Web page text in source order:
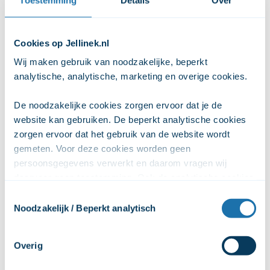
Cookies op Jellinek.nl
Wij maken gebruik van noodzakelijke, beperkt
analytische, analytische, marketing en overige cookies.
De noodzakelijke cookies zorgen ervoor dat je de
website kan gebruiken. De beperkt analytische cookies
zorgen ervoor dat het gebruik van de website wordt
gemeten. Voor deze cookies worden geen
persoonsgegevens verwerkt en daarom vragen wij
wordt gemeten. De marketingcookies worden gebruikt
om het online gedrag van gebruikers te volgen, zodat
advertenties persoonlijker kunnen worden gemaakt. Wij
delen deze persoonsgegevens met 2 partners (Google en
Noodzakelijk / Beperkt analytisch
Overig
Wesley (studentambassadeur)
Ik ben Wesley de Groot, 24 jaar, en ik studeer Psychologie.
Bij LOS ben ik actief als studentambassadeur, omdat het
vanuit mijn eigen ervaringen advies of steun te bieden. Wat
ik andere studenten graag wil meegeven, is dat je niet alles